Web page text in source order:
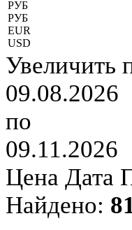
РУБ
РУБ
EUR
USD
Увеличить
09.08.2026
по
09.11.2026
Цена Дата
Найдено: